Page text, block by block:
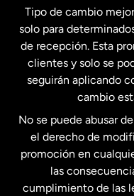
Estados
Estados
Francia
Malasia
Tipo de cambio
solo para
de recepción. Esta
clientes y solo se
seguirán aplicando
cambio
No se puede abusar
el derecho de
promoción en
las
cumplimiento de las